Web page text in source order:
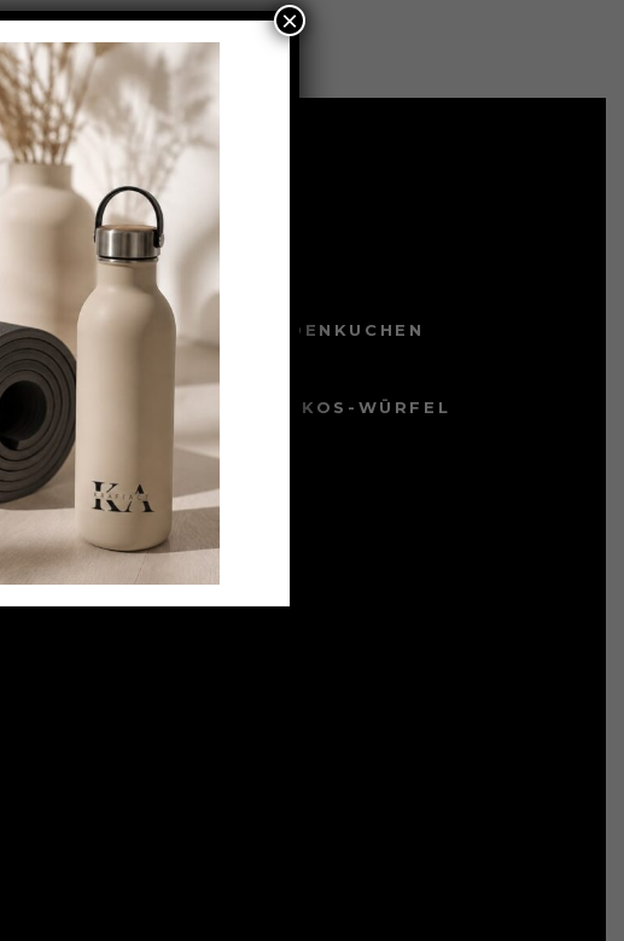
REZEPTE
LEICHTER SCHOKOLADENKUCHEN
18. FEBRUAR 2022
LEICHTE PROTEIN- KOKOS-WÜRFEL
16. NOVEMBER 2021
SÜSSE KÜRBISSUPPE
7. OKTOBER 2021
MEHR
×